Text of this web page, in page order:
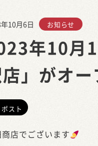
10月6日 お知らせ
年10月
」がオー
ポスト
店でございます